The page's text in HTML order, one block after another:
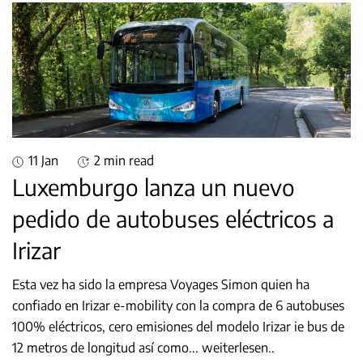
11 Jan 2 min read
Luxemburgo lanza un nuevo
pedido de autobuses eléctricos a
Irizar
Esta vez ha sido la empresa Voyages Simon quien ha
confiado en Irizar e-mobility con la compra de 6 autobuses
100% eléctricos, cero emisiones del modelo Irizar ie bus de
12 metros de longitud así como... weiterlesen..